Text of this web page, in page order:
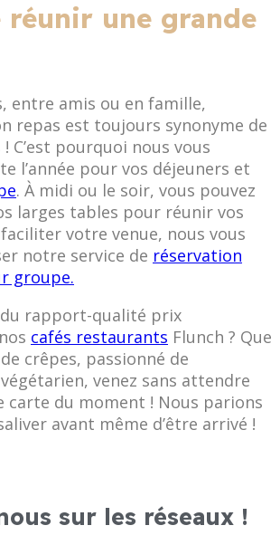
réunir une grande
entre amis ou en famille,
repas est toujours synonyme de
C’est pourquoi nous vous
l’année pour vos déjeuners et
. À midi ou le soir, vous pouvez
larges tables pour réunir vos
votre venue, nous vous
notre service de réservation
groupe.
rapport-qualité prix
cafés restaurants Flunch ? Que
crêpes, passionné de
venez sans attendre
carte du moment ! Nous parions
avant même d’être arrivé !
sur les réseaux !